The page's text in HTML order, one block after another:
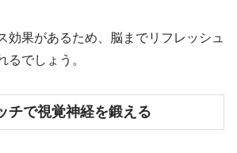
効果があるため、脳までリフレッシュ
るでしょう。
チで視覚神経を鍛える